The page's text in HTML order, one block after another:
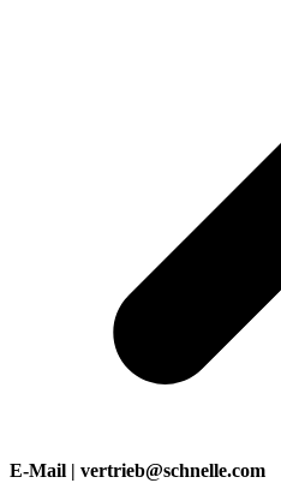
E-Mail | vertrieb@schnelle.com